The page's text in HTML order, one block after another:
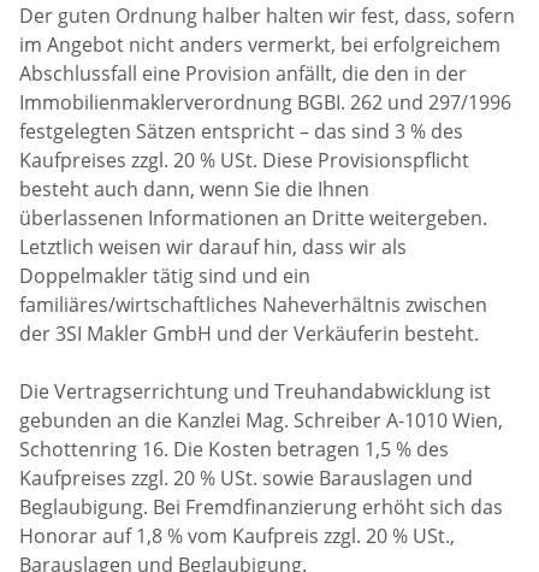
Der guten Ordnung halber halten wir fest, dass, sofern
im Angebot nicht anders vermerkt, bei erfolgreichem
Abschlussfall eine Provision anfällt, die den in der
Immobilienmaklerverordnung BGBI. 262 und 297/1996
festgelegten Sätzen entspricht – das sind 3 % des
Kaufpreises zzgl. 20 % USt. Diese Provisionspflicht
besteht auch dann, wenn Sie die Ihnen
überlassenen Informationen an Dritte weitergeben.
Letztlich weisen wir darauf hin, dass wir als
Doppelmakler tätig sind und ein
familiäres/wirtschaftliches Naheverhältnis zwischen
der 3SI Makler GmbH und der Verkäuferin besteht.
Die Vertragserrichtung und Treuhandabwicklung ist
gebunden an die Kanzlei Mag. Schreiber A-1010 Wien,
Schottenring 16. Die Kosten betragen 1,5 % des
Kaufpreises zzgl. 20 % USt. sowie Barauslagen und
Beglaubigung. Bei Fremdfinanzierung erhöht sich das
Honorar auf 1,8 % vom Kaufpreis zzgl. 20 % USt.,
Barauslagen und Beglaubigung.